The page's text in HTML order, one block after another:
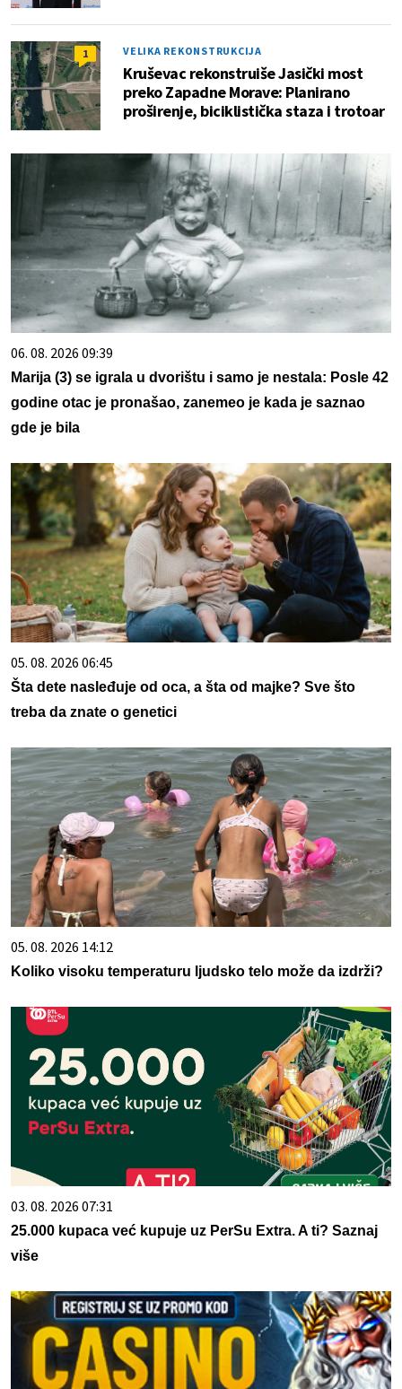
1 VELIKA REKONSTRUKCIJA
Kruševac rekonstruiše Jasički most
preko Zapadne Morave: Planirano
proširenje, biciklistička staza i trotoar
06. 08. 2026 09:39
Marija (3) se igrala u dvorištu i samo je nestala: Posle 42
godine otac je pronašao, zanemeo je kada je saznao
gde je bila
05. 08. 2026 06:45
Šta dete nasleđuje od oca, a šta od majke? Sve što
treba da znate o genetici
05. 08. 2026 14:12
Koliko visoku temperaturu ljudsko telo može da izdrži?
03. 08. 2026 07:31
25.000 kupaca već kupuje uz PerSu Extra. A ti? Saznaj
više